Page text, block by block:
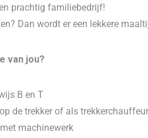
prachtig familiebedrijf!
Dan wordt er een lekkere
van jou?
B en T
de trekker of als trekkerchauffeur
machinewerk